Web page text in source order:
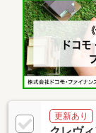
更新あり